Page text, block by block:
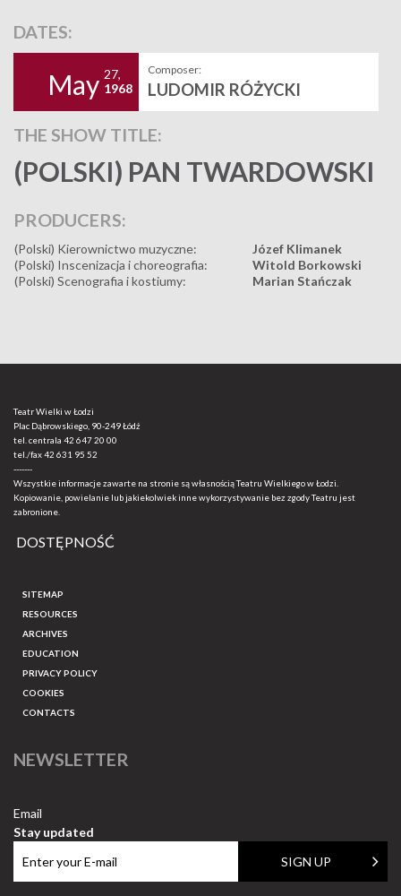
DATES:
May 27,
1968
Composer:
LUDOMIR RÓŻYCKI
THE SHOW TITLE:
(POLSKI) PAN TWARDOWSKI
PRODUCERS:
(Polski) Kierownictwo muzyczne:
Józef Klimanek
(Polski) Inscenizacja i choreografia:
Witold Borkowski
(Polski) Scenografia i kostiumy:
Marian Stańczak
Teatr Wielki w Łodzi
Plac Dąbrowskiego, 90-249 Łódź
tel. centrala 42 647 20 00
tel./fax42 631 95 52
-------
Wszystkie informacje zawarte na stronie są własnością Teatru Wielkiego w Łodzi.
Kopiowanie, powielanie lub jakiekolwiek inne wykorzystywanie bez zgody Teatru jest
zabronione.
DOSTĘPNOŚĆ
SITEMAP
RESOURCES
ARCHIVES
EDUCATION
PRIVACY POLICY
COOKIES
CONTACTS
NEWSLETTER
Email
Stay updated